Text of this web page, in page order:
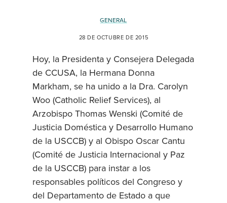
GENERAL
28 DE OCTUBRE DE 2015
Hoy, la Presidenta y Consejera Delegada
de CCUSA, la Hermana Donna
Markham, se ha unido a la Dra. Carolyn
Woo (Catholic Relief Services), al
Arzobispo Thomas Wenski (Comité de
Justicia Doméstica y Desarrollo Humano
de la USCCB) y al Obispo Oscar Cantu
(Comité de Justicia Internacional y Paz
de la USCCB) para instar a los
responsables políticos del Congreso y
del Departamento de Estado a que